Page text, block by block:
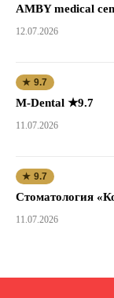
AMBY medical
12.07.2026
★ 9.7
M-Dental ★9.7
11.07.2026
★ 9.7
Стоматология
11.07.2026